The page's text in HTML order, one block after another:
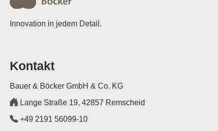
Innovation in jedem Detail.
Kontakt
Bauer & Böcker GmbH & Co. KG
Lange Straße 19, 42857 Remscheid
+49 2191 56099-10